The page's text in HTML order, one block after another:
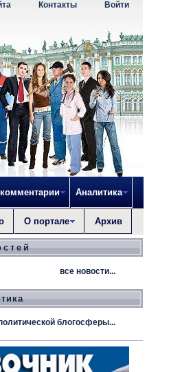
��� ����������
Войти
Контакты
Аналитика
О портале Архив
все новости...
блогосферы...